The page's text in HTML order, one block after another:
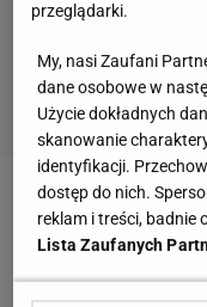
Zobacz wideo
znów razem w
przeglądarki.
My, nasi Zaufani
dane osobowe w
Użycie dokładnych
skanowanie
identyfikacji.
dostęp do nich.
reklam i treści, badnie
Lista Zaufanych